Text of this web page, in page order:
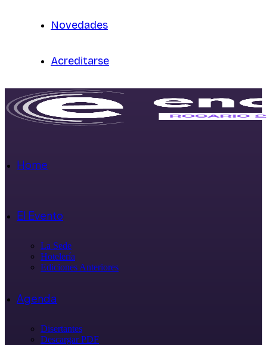
Novedades
Acreditarse
Home
El Evento
La Sede
Hotelería
Ediciones Anteriores
Agenda
Disertantes
Descargar PDF